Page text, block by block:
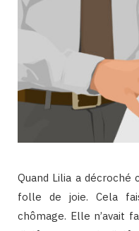
Quand Lilia a
folle de joie. Cela
chômage. Elle n’avait